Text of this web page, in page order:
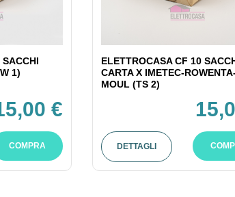
1)
€
COMPRA
ELETTROCASA CF 10
CARTA X IMETEC-
MOUL (TS 2)
DETTAGLI